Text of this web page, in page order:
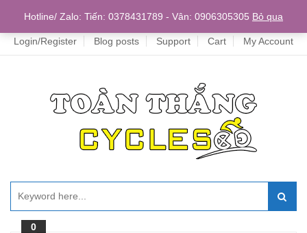
Home
Login/Register Blog posts Support Cart My Account
0
Hotline/ Zalo: Tiến: 0378431789 - Vân: 0906305305 Bỏ qua